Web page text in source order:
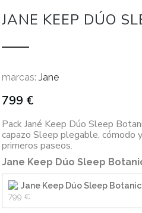
JANE KEEP DÚO
marcas: Jane
799 €
Pack Jané Keep Dúo Sleep
capazo Sleep plegable, cómodo
primeros paseos.
Jane Keep Dúo Sleep
Jane Keep Dúo Sleep Botanic
799 €